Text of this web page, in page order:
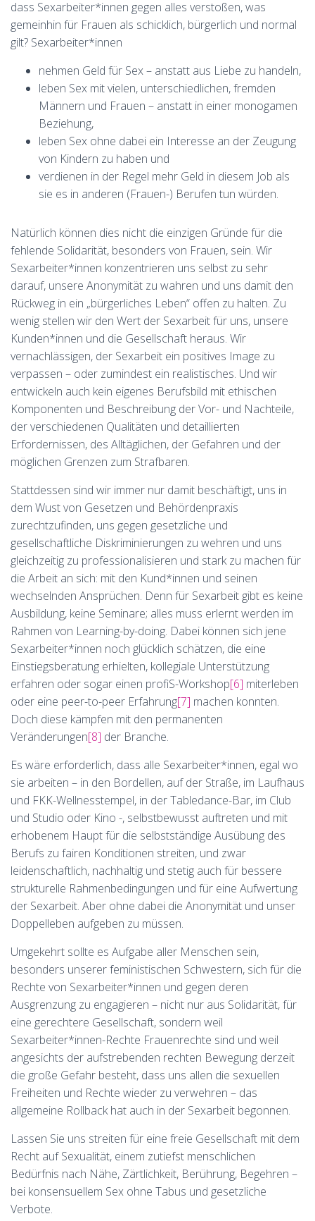
dass Sexarbeiter*innen gegen alles verstoßen, was
gemeinhin für Frauen als schicklich, bürgerlich und normal
gilt? Sexarbeiter*innen
nehmen Geld für Sex – anstatt aus Liebe zu handeln,
leben Sex mit vielen, unterschiedlichen, fremden
Männern und Frauen – anstatt in einer monogamen
Beziehung,
leben Sex ohne dabei ein Interesse an der Zeugung
von Kindern zu haben und
verdienen in der Regel mehr Geld in diesem Job als
sie es in anderen (Frauen-) Berufen tun würden.
Natürlich können dies nicht die einzigen Gründe für die
fehlende Solidarität, besonders von Frauen, sein. Wir
Sexarbeiter*innen konzentrieren uns selbst zu sehr
darauf, unsere Anonymität zu wahren und uns damit den
Rückweg in ein „bürgerliches Leben“ offen zu halten. Zu
wenig stellen wir den Wert der Sexarbeit für uns, unsere
Kunden*innen und die Gesellschaft heraus. Wir
vernachlässigen, der Sexarbeit ein positives Image zu
verpassen – oder zumindest ein realistisches. Und wir
entwickeln auch kein eigenes Berufsbild mit ethischen
Komponenten und Beschreibung der Vor- und Nachteile,
der verschiedenen Qualitäten und detaillierten
Erfordernissen, des Alltäglichen, der Gefahren und der
möglichen Grenzen zum Strafbaren.
Stattdessen sind wir immer nur damit beschäftigt, uns in
dem Wust von Gesetzen und Behördenpraxis
zurechtzufinden, uns gegen gesetzliche und
gesellschaftliche Diskriminierungen zu wehren und uns
gleichzeitig zu professionalisieren und stark zu machen für
die Arbeit an sich: mit den Kund*innen und seinen
wechselnden Ansprüchen. Denn für Sexarbeit gibt es keine
Ausbildung, keine Seminare; alles muss erlernt werden im
Rahmen von Learning-by-doing. Dabei können sich jene
Sexarbeiter*innen noch glücklich schätzen, die eine
Einstiegsberatung erhielten, kollegiale Unterstützung
erfahren oder sogar einen profiS-Workshop[6] miterleben
oder eine peer-to-peer Erfahrung[7] machen konnten.
Doch diese kämpfen mit den permanenten
Veränderungen[8] der Branche.
Es wäre erforderlich, dass alle Sexarbeiter*innen, egal wo
sie arbeiten – in den Bordellen, auf der Straße, im Laufhaus
und FKK-Wellnesstempel, in der Tabledance-Bar, im Club
und Studio oder Kino -, selbstbewusst auftreten und mit
erhobenem Haupt für die selbstständige Ausübung des
Berufs zu fairen Konditionen streiten, und zwar
leidenschaftlich, nachhaltig und stetig auch für bessere
strukturelle Rahmenbedingungen und für eine Aufwertung
der Sexarbeit. Aber ohne dabei die Anonymität und unser
Doppelleben aufgeben zu müssen.
Umgekehrt sollte es Aufgabe aller Menschen sein,
besonders unserer feministischen Schwestern, sich für die
Rechte von Sexarbeiter*innen und gegen deren
Ausgrenzung zu engagieren – nicht nur aus Solidarität, für
eine gerechtere Gesellschaft, sondern weil
Sexarbeiter*innen-Rechte Frauenrechte sind und weil
angesichts der aufstrebenden rechten Bewegung derzeit
die große Gefahr besteht, dass uns allen die sexuellen
Freiheiten und Rechte wieder zu verwehren – das
allgemeine Rollback hat auch in der Sexarbeit begonnen.
Lassen Sie uns streiten für eine freie Gesellschaft mit dem
Recht auf Sexualität, einem zutiefst menschlichen
Bedürfnis nach Nähe, Zärtlichkeit, Berührung, Begehren –
bei konsensuellem Sex ohne Tabus und gesetzliche
Verbote.